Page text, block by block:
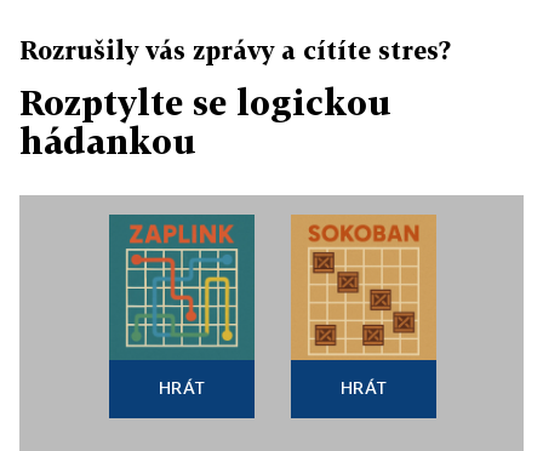
Rozrušily vás zprávy a cítíte stres?
Rozptylte se logickou
hádankou
HRÁT HRÁT